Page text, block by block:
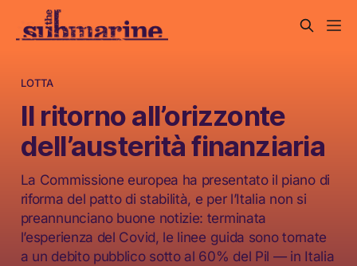
LOTTA
Il ritorno all’orizzonte
dell’austerità finanziaria
La Commissione europea ha presentato il piano di
riforma del patto di stabilità, e per l’Italia non si
preannunciano buone notizie: terminata
l’esperienza del Covid, le linee guida sono tornate
a un debito pubblico sotto al 60% del Pil — in Italia